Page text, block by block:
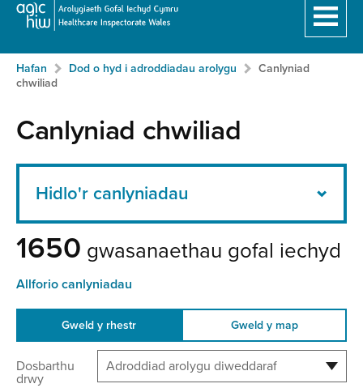
Hafan
Breadcrumb
Hafan Dod o hyd i adroddiadau arolygu
Neidio
Canlyniad
chwiliad
Canlyniad chwiliad
Hidlo'r canlyniadau
1650 gwasanaethau gofal iechyd
Allforio canlyniadau
Gweld y rhestr Gweld y map
Dosbarthu
drwy